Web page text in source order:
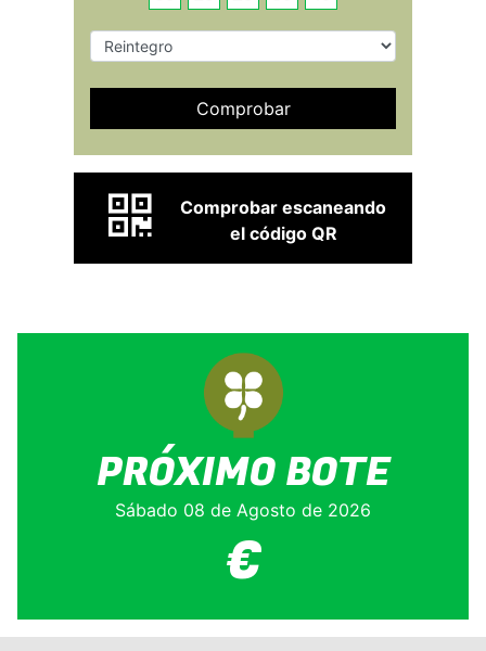
Comprobar
Comprobar escaneando
el código QR
PRÓXIMO BOTE
Sábado 08 de Agosto de 2026
€